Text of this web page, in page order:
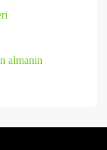
almanın